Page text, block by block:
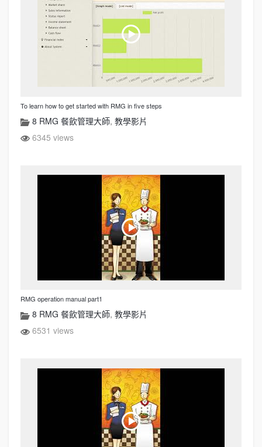
To learn how to get started with RMG in five steps
8 RMG 餐飲管理大師, 教學影片
6345 views
RMG operation manual part1
8 RMG 餐飲管理大師, 教學影片
6531 views